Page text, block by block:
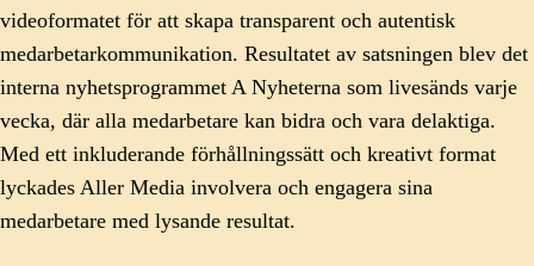
videoformatet för att skapa transparent och autentisk
medarbetarkommunikation. Resultatet av satsningen blev det
interna nyhetsprogrammet A Nyheterna som livesänds varje
vecka, där alla medarbetare kan bidra och vara delaktiga.
Med ett inkluderande förhållningssätt och kreativt format
lyckades Aller Media involvera och engagera sina
medarbetare med lysande resultat.